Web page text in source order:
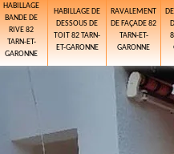
HABILLAGE
BANDE DE
RIVE 82
TARN-ET-
GARONNE
HABILLAGE DE
DESSOUS DE
TOIT 82 TARN-
ET-GARONNE
RAVALEMENT
DE FAÇADE 82
TARN-ET-
GARONNE